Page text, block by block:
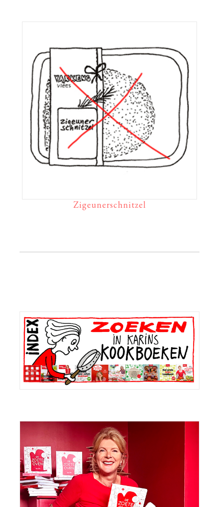
Zigeunerschnitzel
Primaire
Sidebar